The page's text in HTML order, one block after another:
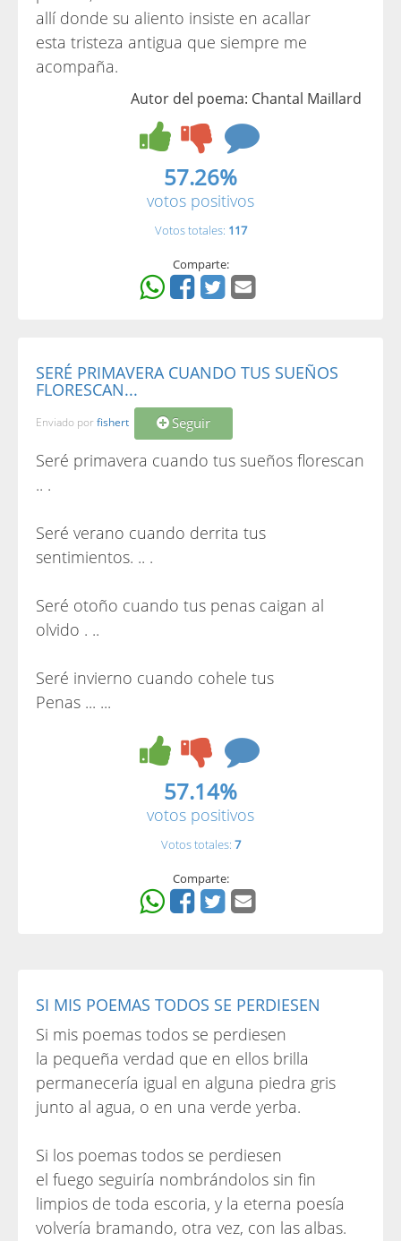
allí donde su aliento insiste en acallar
esta tristeza antigua que siempre me
acompaña.
Autor del poema: Chantal Maillard
57.26%
votos positivos
Votos totales: 117
Comparte:
SERÉ PRIMAVERA CUANDO TUS SUEÑOS
FLORESCAN...
Enviado por fishert Seguir
Seré primavera cuando tus sueños florescan
.. .
Seré verano cuando derrita tus
sentimientos. .. .
Seré otoño cuando tus penas caigan al
olvido . ..
Seré invierno cuando cohele tus
Penas ... ...
57.14%
votos positivos
Votos totales: 7
Comparte:
SI MIS POEMAS TODOS SE PERDIESEN
Si mis poemas todos se perdiesen
la pequeña verdad que en ellos brilla
permanecería igual en alguna piedra gris
junto al agua, o en una verde yerba.
Si los poemas todos se perdiesen
el fuego seguiría nombrándolos sin fin
limpios de toda escoria, y la eterna poesía
volvería bramando, otra vez, con las albas.